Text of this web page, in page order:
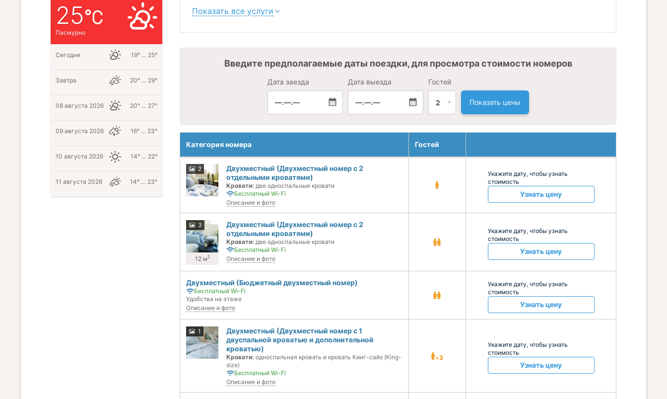
Показать все услуги
Введите предполагаемые даты поездки, для просмотра стоимости номеров
Дата заезда
—.—.—
Дата выезда
—.—.—
Гостей
2 Показать цены
Категория номера Гостей
2
Двухместный (Двухместный номер с 2
отдельными кроватями)
Кровати: две односпальные кровати
Бесплатный Wi-Fi
Описание и фото
Укажите дату, чтобы узнать
стоимость
Узнать цену
3
12 м2
Двухместный (Двухместный номер с 2
отдельными кроватями)
Кровати: две односпальные кровати
Бесплатный Wi-Fi
Описание и фото
Укажите дату, чтобы узнать
стоимость
Узнать цену
Двухместный (Бюджетный двухместный номер)
Бесплатный Wi-Fi
Удобства на этаже
Описание и фото
Укажите дату, чтобы узнать
стоимость
Узнать цену
1
Двухместный (Двухместный номер с 1
двуспальной кроватью и дополнительной
кроватью)
Кровати: односпальная кровать и кровать Кинг-сайз (King-
size)
Бесплатный Wi-Fi
Описание и фото
×3
Укажите дату, чтобы узнать
стоимость
Узнать цену
25
Пасмурно
Сегодня 19° … 25°
Завтра 20° … 29°
08 августа 2026 20° … 27°
09 августа 2026 16° … 23°
10 августа 2026 14° … 22°
11 августа 2026 14° … 23°